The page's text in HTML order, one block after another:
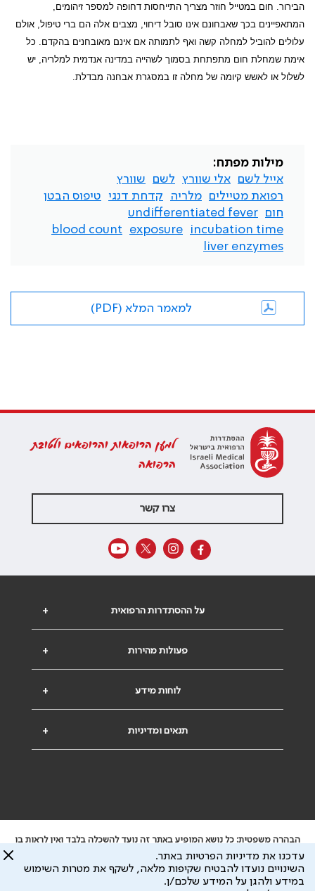
הבירור. חום במטייל חוזר מצריך התייחסות דחופה למספר זיהומים,
המתאפיינים בכך שאבחונם אינו סובל דיחוי, מצבים אלה הם ברי טיפול, אולם
עלולים להוביל למחלה קשה ואף לתמותה אם אינם מאובחנים בהקדם. כל
אימת שמחלת חום מתפתחת בסמוך לשהייה במדינה אנדמית למלריה, יש
לשלול או לאשש קיומה של מחלה זו במסגרת אבחנה מבדלת.
מילות מפתח:
אייל לשם
אלי שוורץ לשם
שוורץ
רפואת מטיילים
מלריה קדחת דנגי
טיפוס הבטן
חום
undifferentiated fever
incubation time
exposure
blood count
liver enzymes
למאמר המלא (PDF)
למען הרופאות והרופאים ולטובת
הרפואה
צרו קשר
+ על ההסתדרות הרפואית
+ פעולות מהירות
+ לוחות מידע
+ תנאים ומדיניות
הבהרה משפטית: כל נושא המופיע באתר זה נועד להשכלה בלבד ואין לראות בו
ייעוץ רפואי או משפטי. אין הר"י אחראית לתוכן המתפרסם באתר זה ולכל נזק
שעלול להיגרם.
ידוע לי שהר"י אוספת ושומרת מידע אישי לצורך מתן השרות וכי חלק ממנו עשוי
עדכנו את מדיניות הפרטיות באתר.
השינויים נועדו להבטיח שקיפות מלאה, לשקף את מטרות השימוש
במידע ולהגן על המידע שלכם/ן.